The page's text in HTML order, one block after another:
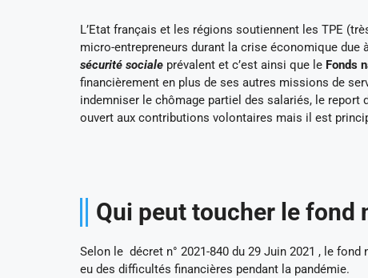
L’Etat français et les régions soutiennent les TPE
micro-entrepreneurs durant la crise économique due
sécurité sociale prévalent et c’est ainsi que le Fonds
financièrement en plus de ses autres missions de
indemniser le chômage partiel des salariés, le
ouvert aux contributions volontaires mais il est
Qui peut toucher le fond
Selon le décret n° 2021-840 du 29 Juin 2021 , le
eu des difficultés financières pendant la pandémie.